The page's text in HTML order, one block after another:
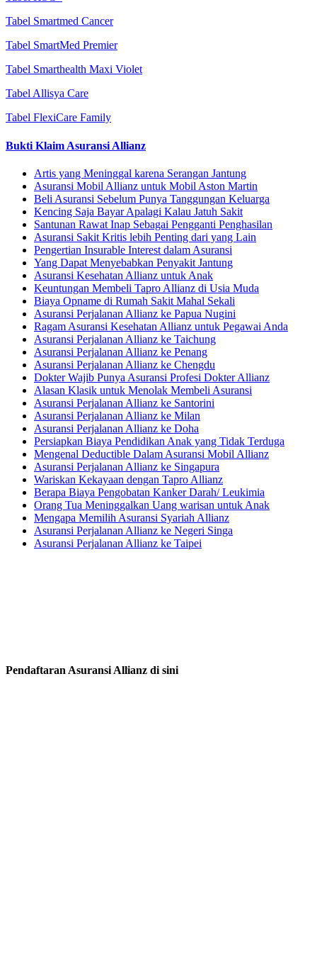
Tabel Smartmed Cancer
Tabel SmartMed Premier
Tabel Smarthealth Maxi Violet
Tabel Allisya Care
Tabel FlexiCare Family
Bukti Klaim Asuransi Allianz
Artis yang Meninggal karena Serangan Jantung
Asuransi Mobil Allianz untuk Mobil Aston Martin
Beli Asuransi Sebelum Punya Tanggungan Keluarga
Kencing Saja Bayar Apalagi Kalau Jatuh Sakit
Santunan Rawat Inap Sebagai Pengganti Penghasilan
Asuransi Sakit Kritis lebih Penting dari yang Lain
Pengertian Insurable Interest dalam Asuransi
Yang Dapat Menyebabkan Penyakit Jantung
Asuransi Kesehatan Allianz untuk Anak
Keuntungan Membeli Tapro Allianz di Usia Muda
Biaya Opname di Rumah Sakit Mahal Sekali
Asuransi Perjalanan Allianz ke Papua Nugini
Ragam Asuransi Kesehatan Allianz untuk Pegawai Anda
Asuransi Perjalanan Allianz ke Taichung
Asuransi Perjalanan Allianz ke Penang
Asuransi Perjalanan Allianz ke Chengdu
Dokter Wajib Punya Asuransi Profesi Dokter Allianz
Alasan Klasik untuk Menolak Membeli Asuransi
Asuransi Perjalanan Allianz ke Santorini
Asuransi Perjalanan Allianz ke Milan
Asuransi Perjalanan Allianz ke Doha
Persiapkan Biaya Pendidikan Anak yang Tidak Terduga
Mengenal Deductible Dalam Asuransi Mobil Allianz
Asuransi Perjalanan Allianz ke Singapura
Wariskan Kekayaan dengan Tapro Allianz
Berapa Biaya Pengobatan Kanker Darah/ Leukimia
Orang Tua Meninggalkan Uang warisan untuk Anak
Mengapa Memilih Asuransi Syariah Allianz
Asuransi Perjalanan Allianz ke Negeri Singa
Asuransi Perjalanan Allianz ke Taipei
Pendaftaran Asuransi Allianz di sini